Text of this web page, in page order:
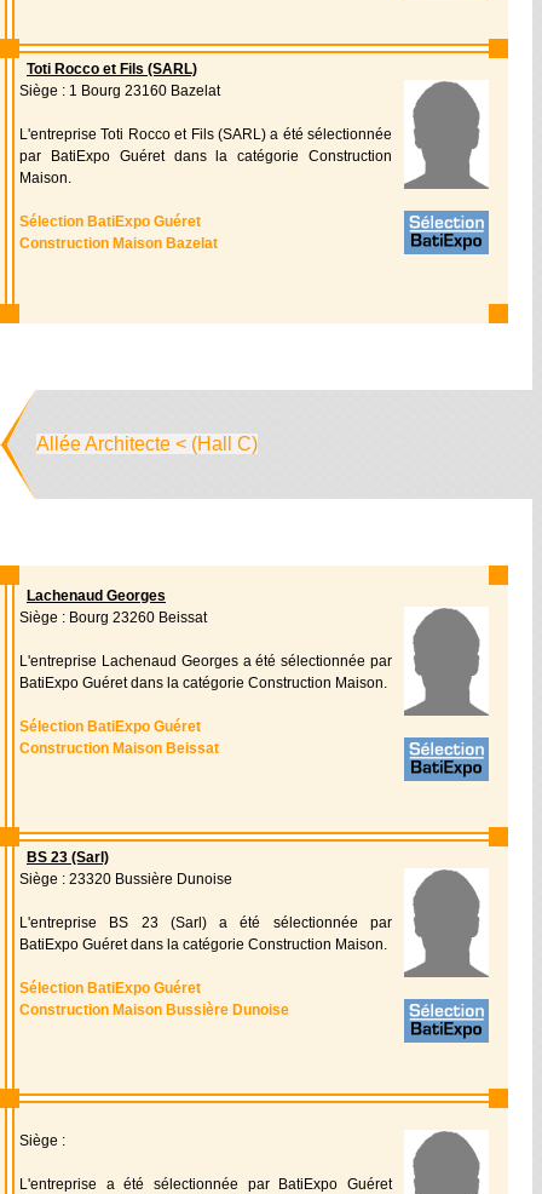
Toti Rocco et Fils (SARL)
Siège : 1 Bourg 23160 Bazelat
L'entreprise Toti Rocco et Fils (SARL) a été sélectionnée
par BatiExpo Guéret dans la catégorie Construction
Maison.
Sélection BatiExpo Guéret
Construction Maison Bazelat
Allée Architecte < (Hall C)
Lachenaud Georges
Siège : Bourg 23260 Beissat
L'entreprise Lachenaud Georges a été sélectionnée par
BatiExpo Guéret dans la catégorie Construction Maison.
Sélection BatiExpo Guéret
Construction Maison Beissat
BS 23 (Sarl)
Siège : 23320 Bussière Dunoise
L'entreprise BS 23 (Sarl) a été sélectionnée par
BatiExpo Guéret dans la catégorie Construction Maison.
Sélection BatiExpo Guéret
Construction Maison Bussière Dunoise
Siège :
L'entreprise a été sélectionnée par BatiExpo Guéret